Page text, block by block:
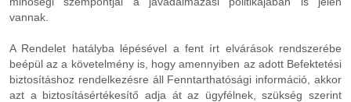
vannak.
A Rendelet hatályba lépésével a fent írt elvárások rendszerébe
beépül az a követelmény is, hogy amennyiben az adott Befektetési
biztosításhoz rendelkezésre áll Fenntarthatósági információ, akkor
azt a biztosításértékesítő adja át az ügyfélnek, szükség szerint